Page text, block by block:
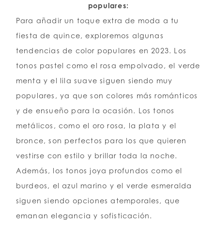
populares:
Para añadir un toque extra de moda a tu
fiesta de quince, exploremos algunas
tendencias de color populares en 2023. Los
tonos pastel como el rosa empolvado, el verde
menta y el lila suave siguen siendo muy
populares, ya que son colores más románticos
y de ensueño para la ocasión. Los tonos
metálicos, como el oro rosa, la plata y el
bronce, son perfectos para los que quieren
vestirse con estilo y brillar toda la noche.
Además, los tonos joya profundos como el
burdeos, el azul marino y el verde esmeralda
siguen siendo opciones atemporales, que
emanan elegancia y sofisticación.